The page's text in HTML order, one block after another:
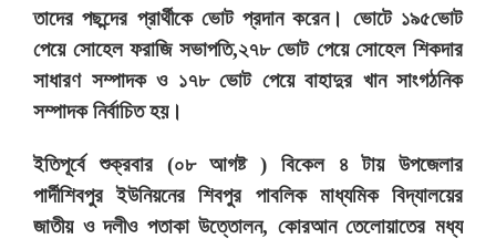
তাদের পছন্দের প্রার্থীকে ভোট প্রদান করেন। ভোটে ১৯৫ভোট
পেয়ে সোহেল ফরাজি সভাপতি,২৭৮ ভোট পেয়ে সোহেল শিকদার
সাধারণ সম্পাদক ও ১৭৮ ভোট পেয়ে বাহাদুর খান সাংগঠনিক
সম্পাদক নির্বাচিত হয়।
ইতিপূর্বে শুক্রবার (০৮ আগষ্ট ) বিকেল ৪ টায় উপজেলার
পার্দীশিবপুর ইউনিয়নের শিবপুর পাবলিক মাধ্যমিক বিদ্যালয়ের
জাতীয় ও দলীও পতাকা উত্তোলন, কোরআন তেলোয়াতের মধ্য